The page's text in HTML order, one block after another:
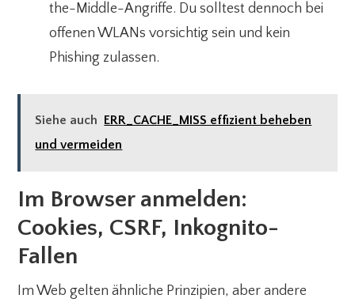
the-Middle-Angriffe. Du solltest dennoch bei
offenen WLANs vorsichtig sein und kein
Phishing zulassen.
Siehe auch
ERR_CACHE_MISS effizient beheben
und vermeiden
Im Browser anmelden:
Cookies, CSRF, Inkognito-
Fallen
Im Web gelten ähnliche Prinzipien, aber andere